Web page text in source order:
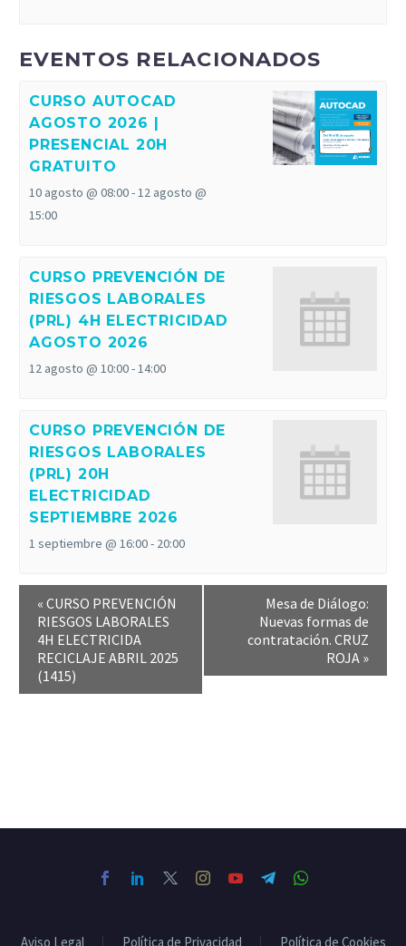
EVENTOS RELACIONADOS
CURSO AUTOCAD
AGOSTO 2026 |
PRESENCIAL 20H
GRATUITO
10 agosto @ 08:00- 12 agosto @
15:00
CURSO PREVENCIÓN DE
RIESGOS LABORALES
(PRL) 4H ELECTRICIDAD
AGOSTO 2026
12 agosto @ 10:00- 14:00
CURSO PREVENCIÓN DE
RIESGOS LABORALES
(PRL) 20H
ELECTRICIDAD
SEPTIEMBRE 2026
1 septiembre @ 16:00- 20:00
« CURSO PREVENCIÓN
RIESGOS LABORALES
4H ELECTRICIDA
RECICLAJE ABRIL 2025
(1415)
Mesa de Diálogo:
Nuevas formas de
contratación. CRUZ
ROJA »
Aviso Legal Política de Privacidad Política de Cookies